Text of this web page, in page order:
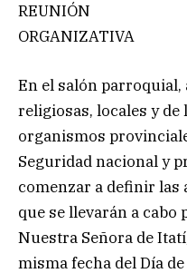
REUNIÓN
ORGANIZATIVA
En el salón
religiosas, locales y de
organismos
Seguridad nacional y
comenzar a definir las
que se llevarán a cabo
Nuestra Señora de
misma fecha del Día